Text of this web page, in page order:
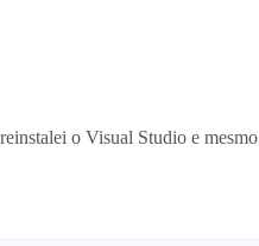
o Visual Studio e mesmo